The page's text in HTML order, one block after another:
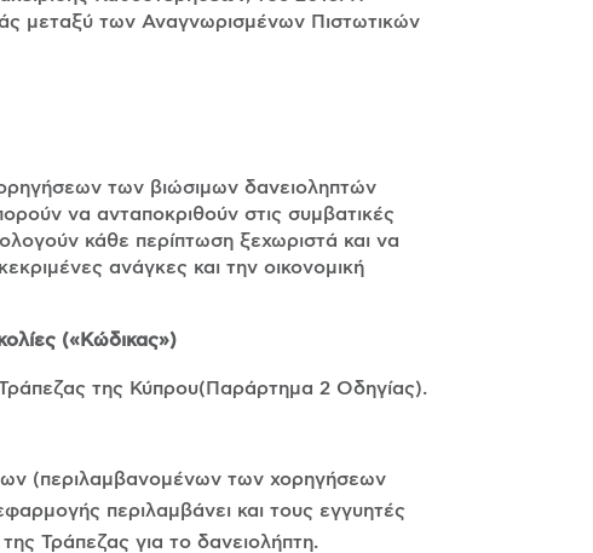
μεταξύ των Αναγνωρισμένων Πιστωτικών
των βιώσιμων δανειοληπτών
να ανταποκριθούν στις συμβατικές
κάθε περίπτωση ξεχωριστά και να
ανάγκες και την οικονομική
(«Κώδικας»)
της Κύπρου(Παράρτημα 2 Οδηγίας).
(περιλαμβανομένων των χορηγήσεων
περιλαμβάνει και τους εγγυητές
Τράπεζας για το δανειολήπτη.